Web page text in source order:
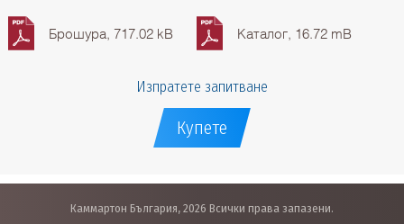
Брошура, 717.02 kB Каталог, 16.72 mB
Изпратете запитване
Купете
Каммартон България, 2026 Всички права запазени.